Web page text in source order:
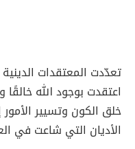
تعدّدت المعتقدات
اعتقدت بوجود الله
خلق الكون وتسيير
الأديان التي شاعت في